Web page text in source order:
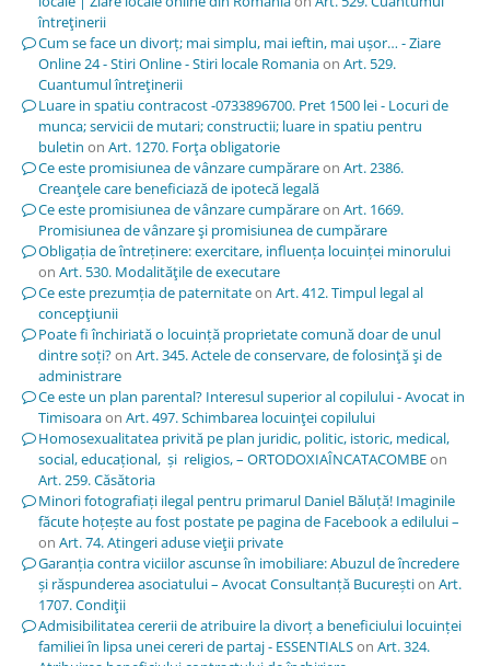
întreţinerii
Cum se face un divorț; mai simplu, mai ieftin, mai ușor… - Ziare
Online 24 - Stiri Online - Stiri locale Romaniaon Art. 529.
Cuantumul întreţinerii
Luare in spatiu contracost -0733896700. Pret 1500 lei - Locuri de
munca; servicii de mutari; constructii; luare in spatiu pentru
buletin on Art. 1270. Forţa obligatorie
Ce este promisiunea de vânzare cumpărareon Art. 2386.
Creanţele care beneficiază de ipotecă legală
Ce este promisiunea de vânzare cumpărareon Art. 1669.
Promisiunea de vânzare şi promisiunea de cumpărare
Obligația de întreținere: exercitare, influența locuinței minorului
on Art. 530. Modalităţile de executare
Ce este prezumția de paternitateon Art. 412. Timpul legal al
concepţiunii
Poate fi închiriată o locuință proprietate comună doar de unul
dintre soți?on Art. 345. Actele de conservare, de folosinţă şi de
administrare
Ce este un plan parental? Interesul superior al copilului - Avocat in
Timisoaraon Art. 497. Schimbarea locuinţei copilului
Homosexualitatea privită pe plan juridic, politic, istoric, medical,
social, educațional, și religios, – ORTODOXIAÎNCATACOMBEon
Art. 259. Căsătoria
Minori fotografiați ilegal pentru primarul Daniel Băluță! Imaginile
făcute hoțește au fost postate pe pagina de Facebook a edilului –
on Art. 74. Atingeri aduse vieţii private
Garanția contra viciilor ascunse în imobiliare: Abuzul de încredere
și răspunderea asociatului – Avocat Consultanță Bucureștion Art.
1707. Condiţii
Admisibilitatea cererii de atribuire la divorț a beneficiului locuinței
familiei în lipsa unei cereri de partaj - ESSENTIALSon Art. 324.